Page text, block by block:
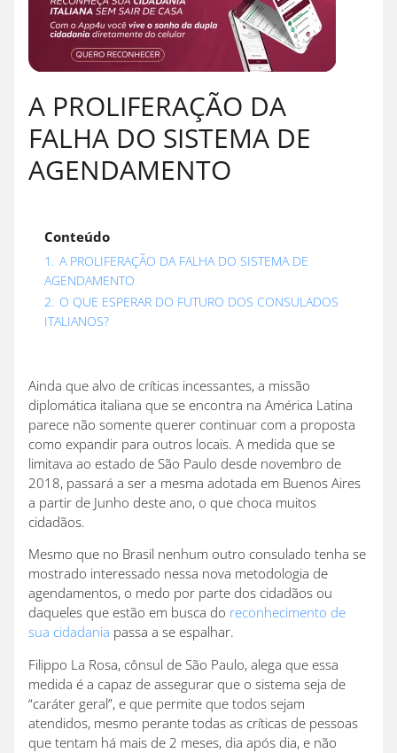
A PROLIFERAÇÃO DA
FALHA DO SISTEMA DE
AGENDAMENTO
Conteúdo
1. A PROLIFERAÇÃO DA FALHA DO SISTEMA DE
AGENDAMENTO
2. O QUE ESPERAR DO FUTURO DOS CONSULADOS
ITALIANOS?
Ainda que alvo de críticas incessantes, a missão
diplomática italiana que se encontra na América Latina
parece não somente querer continuar com a proposta
como expandir para outros locais. A medida que se
limitava ao estado de São Paulo desde novembro de
2018, passará a ser a mesma adotada em Buenos Aires
a partir de Junho deste ano, o que choca muitos
cidadãos.
Mesmo que no Brasil nenhum outro consulado tenha se
mostrado interessado nessa nova metodologia de
agendamentos, o medo por parte dos cidadãos ou
daqueles que estão em busca do reconhecimento de
sua cidadania passa a se espalhar.
Filippo La Rosa, cônsul de São Paulo, alega que essa
medida é a capaz de assegurar que o sistema seja de
“caráter geral”, e que permite que todos sejam
atendidos, mesmo perante todas as críticas de pessoas
que tentam há mais de 2 meses, dia após dia, e não